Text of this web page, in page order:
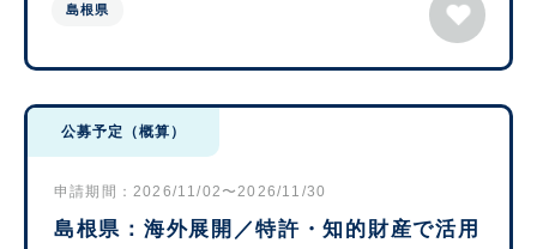
島根県
公募予定（概算）
申請期間：2026/11/02〜2026/11/30
島根県：海外展開／特許・知的財産で活用